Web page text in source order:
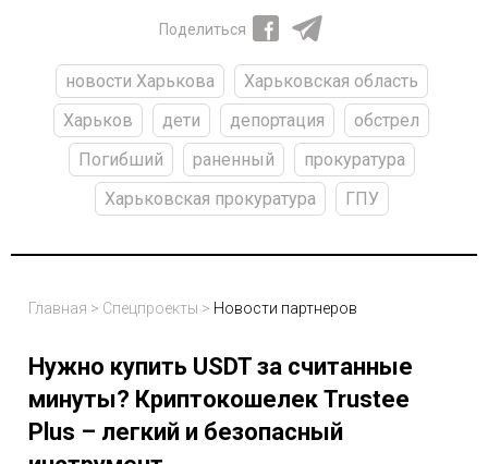
Поделиться
новости Харькова
Харьковская область
Харьков
дети депортация
обстрел
Погибший
раненный
прокуратура
Харьковская прокуратура
ГПУ
Главная > Спецпроекты > Новости партнеров
Нужно купить USDT за считанные
минуты? Криптокошелек Trustee
Plus – легкий и безопасный